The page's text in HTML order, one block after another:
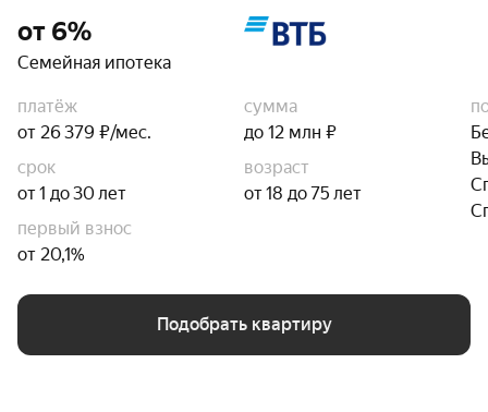
от 6%
Семейная ипотека
платёж
от 26 379 ₽/мес.
сумма
до 12 млн ₽
срок
от 1 до 30 лет
возраст
от 18 до 75 лет
первый взнос
от 20,1%
Подобрать квартиру